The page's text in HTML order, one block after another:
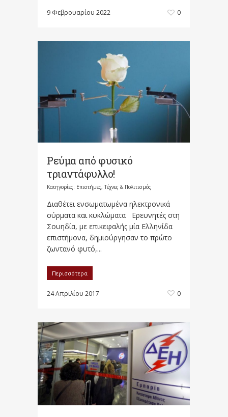
9 Φεβρουαρίου 2022 0
Ρεύμα από φυσικό
τριαντάφυλλο!
Κατηγορίες: Επιστήμες, Τέχνες & Πολιτισμός
Διαθέτει ενσωματωμένα ηλεκτρονικά
σύρματα και κυκλώματα Ερευνητές στη
Σουηδία, με επικεφαλής μία Ελληνίδα
επιστήμονα, δημιούργησαν το πρώτο
ζωντανό φυτό,...
Περισσότερα
24 Απριλίου 2017 0